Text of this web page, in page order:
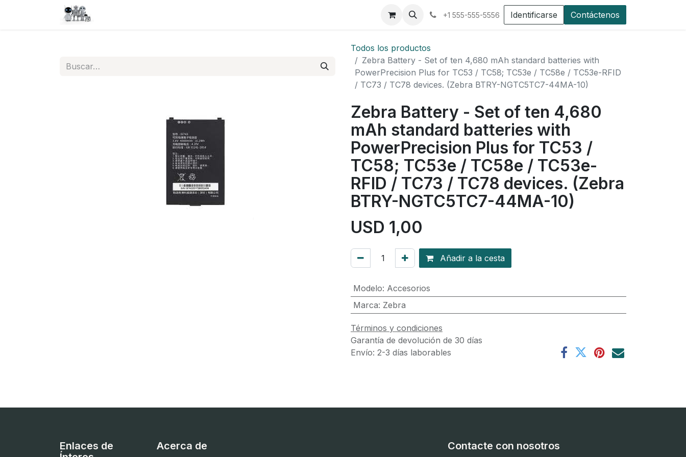
Planilla +1 555-555-5556 Identificarse Contáctenos
Todos los productos
Zebra Battery - Set of ten 4,680 mAh standard batteries with
PowerPrecision Plus for TC53 / TC58; TC53e / TC58e / TC53e-RFID
/ TC73 / TC78 devices. (Zebra BTRY-NGTC5TC7-44MA-10)
Zebra Battery - Set of ten 4,680
mAh standard batteries with
PowerPrecision Plus for TC53 /
TC58; TC53e / TC58e / TC53e-
RFID / TC73 / TC78 devices. (Zebra
BTRY-NGTC5TC7-44MA-10)
USD 1,00
Añadir a la cesta
Modelo: Accesorios
Marca: Zebra
Términos y condiciones
Garantía de devolución de 30 días
Envío: 2-3 días laborables
Enlaces de
Acerca de Contacte con nosotros